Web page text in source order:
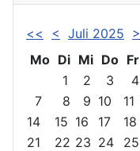
<< < Juli 2025 >
Mo Di Mi Do Fr
1
2 3 4
7
8 9 10 11
14
15 16 17 18
21
22 23 24 25